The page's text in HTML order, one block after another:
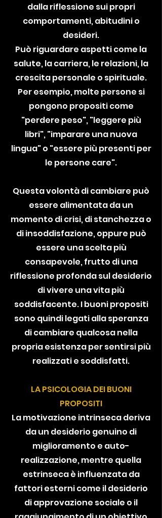
dalla riflessione sui propri
comportamenti, abitudini o
desideri.
Può riguardare aspetti come la
salute, la carriera, le relazioni, la
crescita personale o spirituale.
Per esempio, molte persone si
pongono propositi come
"perdere peso", "leggere più
libri", "imparare una nuova
lingua" o "essere più presenti per
le persone care".
Questa volontà di cambiare può
essere alimentata da un
momento di crisi, di stanchezza o
di insoddisfazione, oppure può
essere una scelta più
consapevole, frutto di una
riflessione profonda sul desiderio
di vivere una vita più
soddisfacente. I buoni propositi
sono quindi legati alla speranza
di cambiare qualcosa nella
propria esistenza per sentirsi più
realizzati e soddisfatti.
LA PSICOLOGIA DEI BUONI
PROPOSITI
La motivazione intrinseca deriva
da un desiderio genuino di
miglioramento e auto-
realizzazione, mentre quella
estrinseca è influenzata da
fattori esterni come il desiderio
di approvazione sociale o il